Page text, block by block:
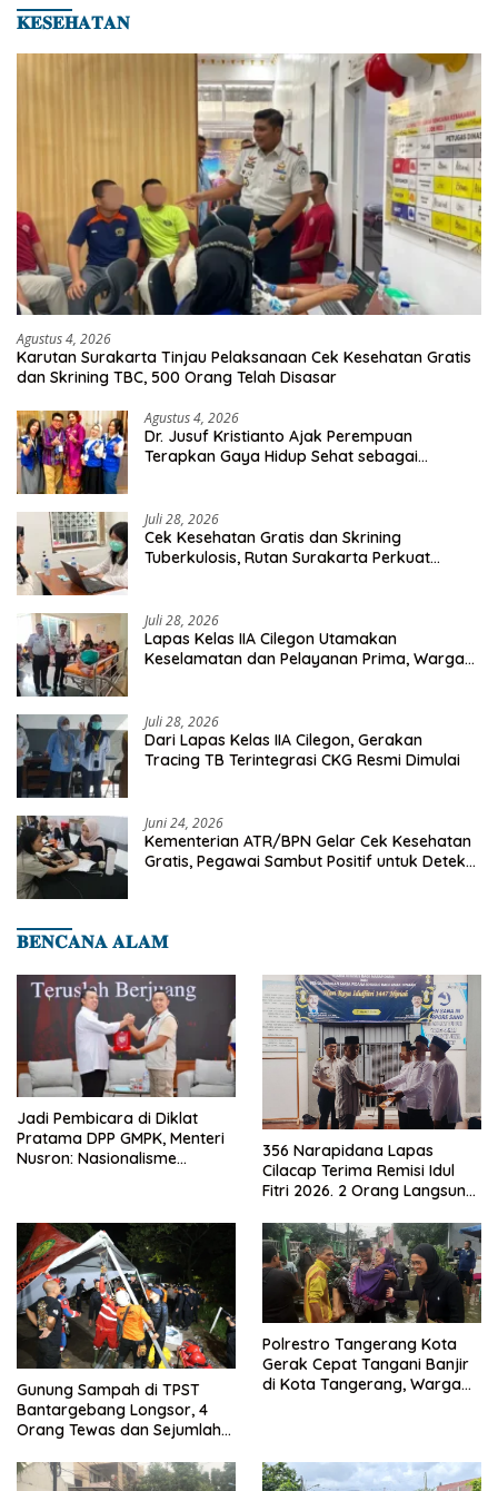
𝐊𝐄𝐒𝐄𝐇𝐀𝐓𝐀𝐍
Agustus 4, 2026
Karutan Surakarta Tinjau Pelaksanaan Cek Kesehatan Gratis
dan Skrining TBC, 500 Orang Telah Disasar
Agustus 4, 2026
Dr. Jusuf Kristianto Ajak Perempuan
Terapkan Gaya Hidup Sehat sebagai
Juli 28, 2026
Cek Kesehatan Gratis dan Skrining
Tuberkulosis, Rutan Surakarta Perkuat
Juli 28, 2026
Lapas Kelas IIA Cilegon Utamakan
Keselamatan dan Pelayanan Prima, Warga
Juli 28, 2026
Dari Lapas Kelas IIA Cilegon, Gerakan
Tracing TB Terintegrasi CKG Resmi Dimulai
Juni 24, 2026
Kementerian ATR/BPN Gelar Cek Kesehatan
Gratis, Pegawai Sambut Positif untuk Deteksi
𝐁𝐄𝐍𝐂𝐀𝐍𝐀 𝐀𝐋𝐀𝐌
Jadi Pembicara di Diklat
Pratama DPP GMPK, Menteri
Nusron: Nasionalisme
356 Narapidana Lapas
Cilacap Terima Remisi Idul
Fitri 2026. 2 Orang Langsung
Gunung Sampah di TPST
Bantargebang Longsor, 4
Orang Tewas dan Sejumlah
Polrestro Tangerang Kota
Gerak Cepat Tangani Banjir
di Kota Tangerang, Warga